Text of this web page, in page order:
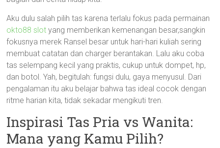
Aku dulu salah pilih tas karena terlalu fokus pada permainan
okto88 slot yang memberikan kemenangan besar,sangkin
fokusnya merek Ransel besar untuk hari-hari kuliah sering
membuat catatan dan charger berantakan. Lalu aku coba
tas selempang kecil yang praktis, cukup untuk dompet, hp,
dan botol. Yah, begitulah: fungsi dulu, gaya menyusul. Dari
pengalaman itu aku belajar bahwa tas ideal cocok dengan
ritme harian kita, tidak sekadar mengikuti tren.
Inspirasi Tas Pria vs Wanita:
Mana yang Kamu Pilih?